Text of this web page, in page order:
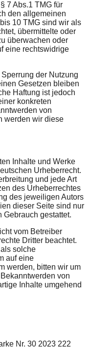
7 Abs.1 TMG für
den allgemeinen
10 TMG sind wir als
übermittelte oder
überwachen oder
eine rechtswidrige
der Nutzung
Gesetzen bleiben
Haftung ist jedoch
konkreten
von
werden wir diese
Inhalte und Werke
Urheberrecht.
und jede Art
des Urheberrechtes
des jeweiligen Autors
dieser Seite sind nur
Gebrauch gestattet.
vom Betreiber
Dritter beachtet.
solche
auf eine
werden, bitten wir um
von
Inhalte umgehend
Nr. 30 2023 222